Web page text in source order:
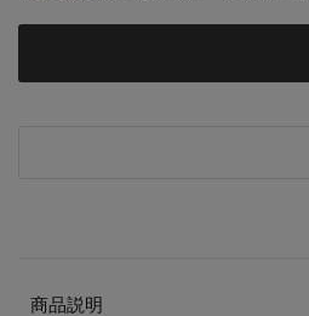
商品説明